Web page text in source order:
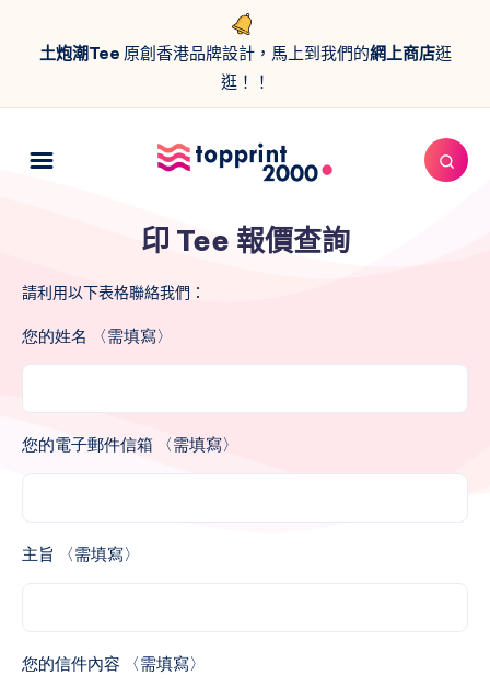
土炮潮Tee 原創香港品牌設計，馬上到我們的網上商店逛
逛！！
印 Tee 報價查詢
請利用以下表格聯絡我們：
您的姓名 〈需填寫〉
您的電子郵件信箱 〈需填寫〉
主旨 〈需填寫〉
您的信件內容 〈需填寫〉